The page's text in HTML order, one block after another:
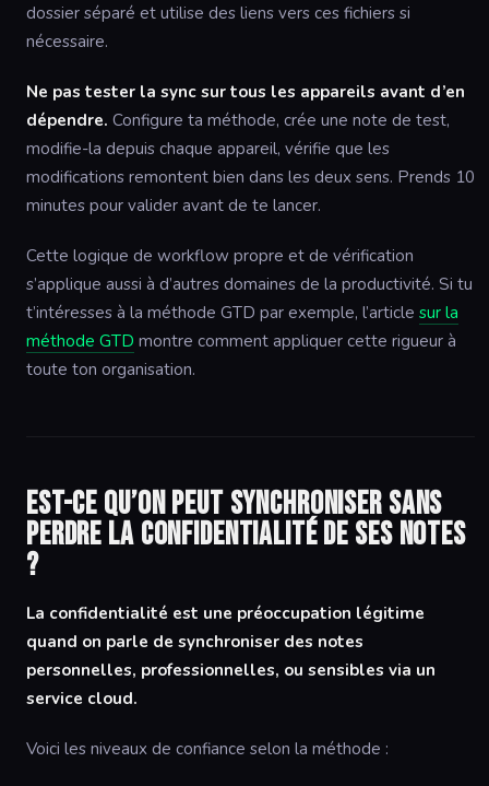
dossier séparé et utilise des liens vers ces fichiers si
nécessaire.
Ne pas tester la sync sur tous les appareils avant d’en
dépendre. Configure ta méthode, crée une note de test,
modifie-la depuis chaque appareil, vérifie que les
modifications remontent bien dans les deux sens. Prends 10
minutes pour valider avant de te lancer.
Cette logique de workflow propre et de vérification
s’applique aussi à d’autres domaines de la productivité. Si tu
t’intéresses à la méthode GTD par exemple, l’article sur la
méthode GTD montre comment appliquer cette rigueur à
toute ton organisation.
Est-ce qu’on peut synchroniser sans
perdre la confidentialité de ses notes
?
La confidentialité est une préoccupation légitime
quand on parle de synchroniser des notes
personnelles, professionnelles, ou sensibles via un
service cloud.
Voici les niveaux de confiance selon la méthode :